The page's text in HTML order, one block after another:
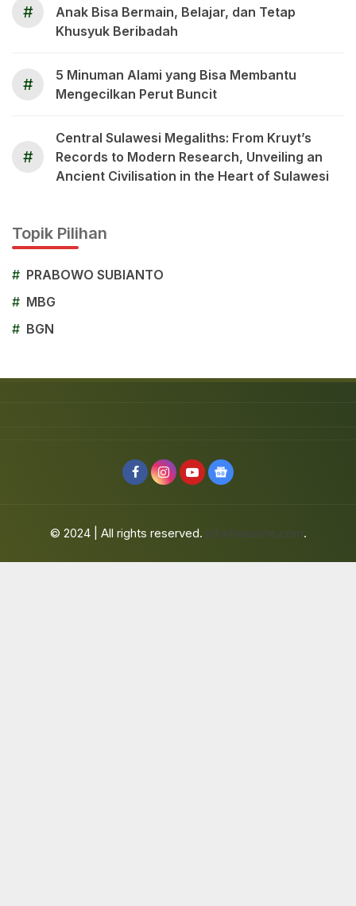
#
Anak Bisa Bermain, Belajar, dan Tetap
Khusyuk Beribadah
#
5 Minuman Alami yang Bisa Membantu
Mengecilkan Perut Buncit
#
Central Sulawesi Megaliths: From Kruyt’s
Records to Modern Research, Unveiling an
Ancient Civilisation in the Heart of Sulawesi
Topik Pilihan
# PRABOWO SUBIANTO
# MBG
# BGN
© 2024 | All rights reserved. jafarbuaisme.com.